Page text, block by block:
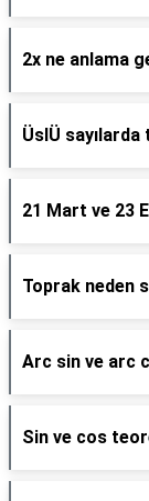
2x ne anlama
ÜslÜ sayılarda
21 Mart ve 23
Toprak neden
Arc sin ve arc
Sin ve cos